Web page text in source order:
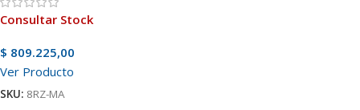
Consultar Stock
$ 809.225,00
Ver Producto
SKU: 8RZ-MA